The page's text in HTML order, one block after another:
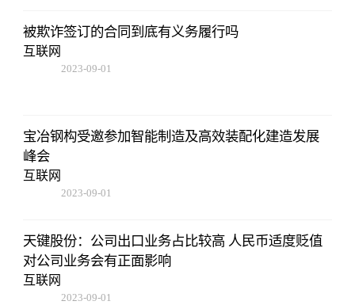
被欺诈签订的合同到底有义务履行吗
互联网
2023-09-01
宝冶钢构受邀参加智能制造及高效装配化建造发展
峰会
互联网
2023-09-01
天键股份：公司出口业务占比较高 人民币适度贬值
对公司业务会有正面影响
互联网
2023-09-01